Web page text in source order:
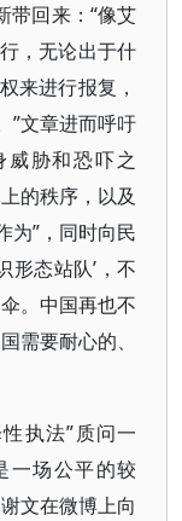
带回来：“像艾
，无论出于什
来进行报复，
”文章进而呼吁
胁和恐吓之
的秩序，以及
为”，同时向民
形态站队’，不
。中国再也不
需要耐心的、
执法”质问一
一场公平的较
文在微博上向